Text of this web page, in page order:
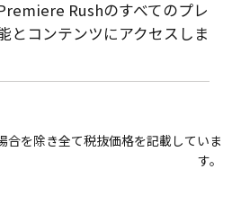
Rushのすべてのプレミ
とコンテンツにアクセスします
を除き全て税抜価格を記載していま
す。